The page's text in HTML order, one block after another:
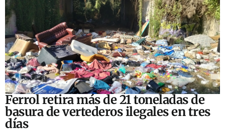
Ferrol retira más de 21 toneladas de
basura de vertederos ilegales en tres
días